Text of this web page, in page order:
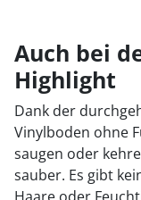
Auch bei
Highlight
Dank der
Vinylboden ohne
saugen oder
sauber. Es gibt
Haare oder